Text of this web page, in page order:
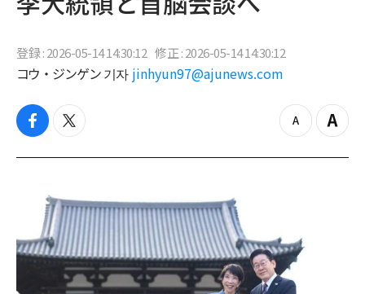
登録 : 2026-05-14 14:30:12 修正 : 2026-05-14 14:30:12
コウ・ジンゲン 기자 jinhyun97@ajunews.com
f
c
k
t
i
e
r
z
o
Z
o